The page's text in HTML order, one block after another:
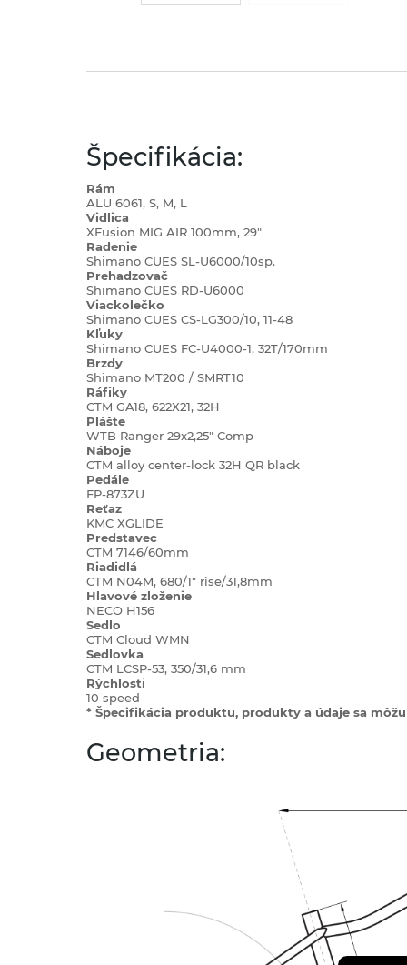
Špecifikácia:
Rám
ALU 6061, S, M, L
Vidlica
XFusion MIG AIR 100mm, 29"
Radenie
Shimano CUES SL-U6000/10sp.
Prehadzovač
Shimano CUES RD-U6000
Viackolečko
Shimano CUES CS-LG300/10, 11-48
Kľuky
Shimano CUES FC-U4000-1, 32T/170mm
Brzdy
Shimano MT200 / SMRT10
Ráfiky
CTM GA18, 622X21, 32H
Plášte
WTB Ranger 29x2,25" Comp
Náboje
CTM alloy center-lock 32H QR black
Pedále
FP-873ZU
Reťaz
KMC XGLIDE
Predstavec
CTM 7146/60mm
Riadidlá
CTM N04M, 680/1" rise/31,8mm
Hlavové zloženie
NECO H156
Sedlo
CTM Cloud WMN
Sedlovka
CTM LCSP-53, 350/31,6 mm
Rýchlosti
10 speed
* Špecifikácia produktu, produkty a údaje sa
Geometria: